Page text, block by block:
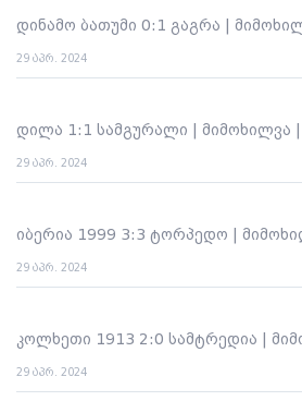
დინამო ბათუმი 0:1 გაგრა |
29 აპრ. 2024
დილა 1:1 სამგურალი | მიმოხილვა |
29 აპრ. 2024
იბერია 1999 3:3 ტორპედო |
29 აპრ. 2024
კოლხეთი 1913 2:0 სამტრედია |
29 აპრ. 2024